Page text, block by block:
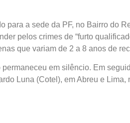
para a sede da PF, no Bairro do
pelos crimes de “furto
que variam de 2 a 8 anos de
em silêncio. Em
Luna (Cotel), em Abreu e